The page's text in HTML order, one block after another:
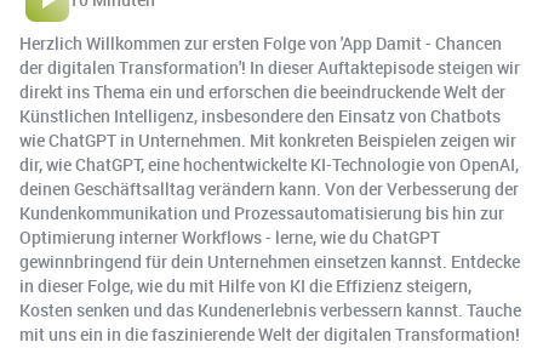
Herzlich Willkommen zur ersten Folge von 'App Damit - Chancen
der digitalen Transformation'! In dieser Auftaktepisode steigen wir
direkt ins Thema ein und erforschen die beeindruckende Welt der
Künstlichen Intelligenz, insbesondere den Einsatz von Chatbots
wie ChatGPT in Unternehmen. Mit konkreten Beispielen zeigen wir
dir, wie ChatGPT, eine hochentwickelte KI-Technologie von OpenAI,
deinen Geschäftsalltag verändern kann. Von der Verbesserung der
Kundenkommunikation und Prozessautomatisierung bis hin zur
Optimierung interner Workflows - lerne, wie du ChatGPT
gewinnbringend für dein Unternehmen einsetzen kannst. Entdecke
in dieser Folge, wie du mit Hilfe von KI die Effizienz steigern,
Kosten senken und das Kundenerlebnis verbessern kannst. Tauche
mit uns ein in die faszinierende Welt der digitalen Transformation!